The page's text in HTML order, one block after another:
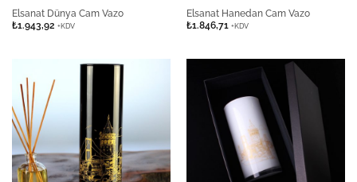
Elsanat Dünya Cam Vazo
₺1.943,92 +KDV
Elsanat Hanedan Cam Vazo
₺1.846,71 +KDV